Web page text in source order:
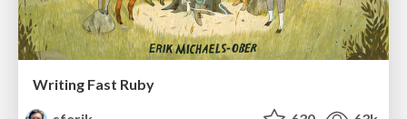
Writing Fast Ruby